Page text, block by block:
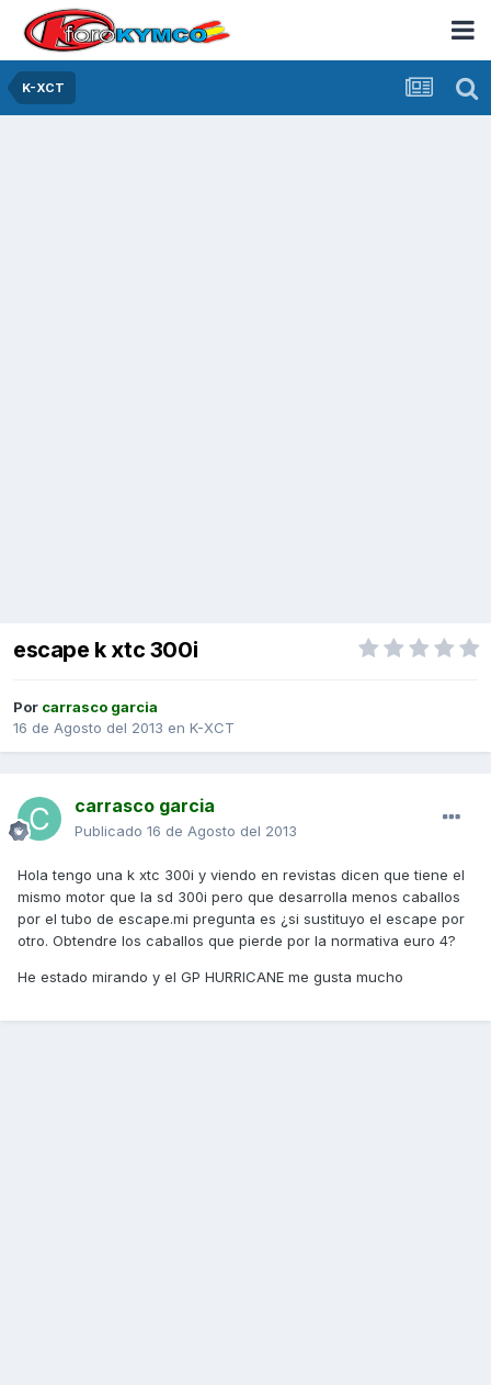
K-XCT
escape k xtc 300i
Por carrasco garcia
16 de Agosto del 2013 en K-XCT
carrasco garcia
Publicado 16 de Agosto del 2013
Hola tengo una k xtc 300i y viendo en revistas dicen que tiene el
mismo motor que la sd 300i pero que desarrolla menos caballos
por el tubo de escape.mi pregunta es ¿si sustituyo el escape por
otro. Obtendre los caballos que pierde por la normativa euro 4?
He estado mirando y el GP HURRICANE me gusta mucho